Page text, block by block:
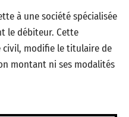
à une société spécialisée
le débiteur. Cette
civil, modifie le titulaire de
montant ni ses modalités